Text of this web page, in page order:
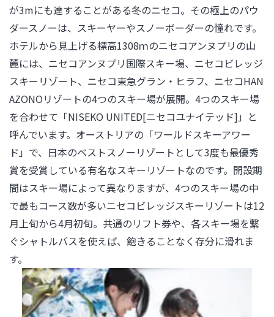
が3mにも達することがある冬のニセコ。その極上のパウ
ダースノーは、スキーヤーやスノーボーダーの憧れです。
ホテルから見上げる標高1308ｍのニセコアンヌプリの山
麓には、ニセコアンヌプリ国際スキー場、ニセコビレッジ
スキーリゾート、ニセコ東急グラン・ヒラフ、ニセコHAN
AZONOリゾートの4つのスキー場が展開。4つのスキー場
を合わせて「NISEKO UNITED[ニセコユナイテッド]」と
呼んでいます。オーストリアの「ワールドスキーアワー
ド」で、日本のベストスノーリゾートとして3度も最優秀
賞を受賞している有名なスキーリゾートなのです。開設期
間はスキー場によって異なりますが、4つのスキー場の中
で最もコース数が多いニセコビレッジスキーリゾートは12
月上旬から4月初旬。共通のリフト券や、各スキー場を繋
ぐシャトルバスを使えば、飽きることなく存分に滑れま
す。